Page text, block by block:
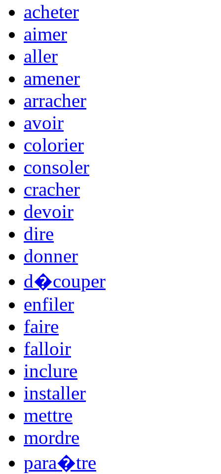
acheter
aimer
aller
amener
arracher
avoir
colorier
consoler
cracher
devoir
dire
donner
d�couper
enfiler
faire
falloir
inclure
installer
mettre
mordre
para�tre